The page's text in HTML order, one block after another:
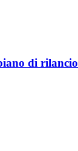
di rilancio